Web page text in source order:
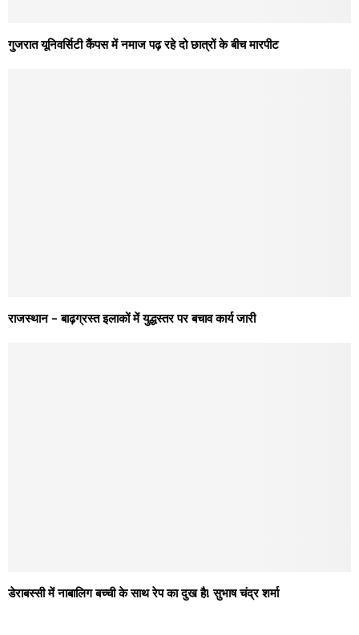
गुजरात यूनिवर्सिटी कैंपस में नमाज पढ़ रहे दो छात्रों के बीच मारपीट
राजस्थान – बाढ़ग्रस्त इलाकों में युद्धस्तर पर बचाव कार्य जारी
डेराबस्सी में नाबालिग बच्ची के साथ रेप का दुख है! सुभाष चंद्र शर्मा